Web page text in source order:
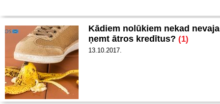
Kādiem nolūkiem nekad
ņemt ātros kredītus? (1)
13.10.2017.